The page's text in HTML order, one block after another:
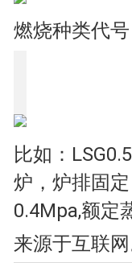
燃烧种类代号
比如：
炉，炉排固
0.4Mpa,额定
来源于互联网